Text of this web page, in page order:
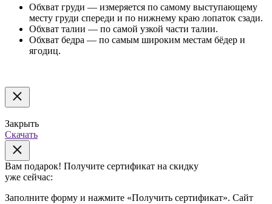
Обхват груди — измеряется по самому выступающему
месту груди спереди и по нижнему краю лопаток сзади.
Обхват талии — по самой узкой части талии.
Обхват бедра — по самым широким местам бёдер и
ягодиц.
Закрыть
Скачать
Вам подарок! Получите сертификат на скидку
уже сейчас:
Заполните форму и нажмите «Получить сертификат». Сайт